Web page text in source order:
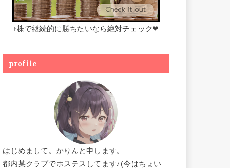
↑株で継続的に勝ちたいなら絶対チェック❤
profile
はじめまして。かりんと申します。
都内某クラブでホステスしてます♪(今はちょい